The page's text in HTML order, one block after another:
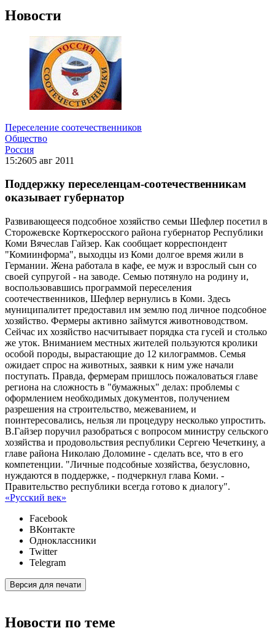
Новости
Переселение соотечественников
Общество
Россия
15:2605 авг 2011
Поддержку переселенцам-соотечественникам
оказывает губернатор
Развивающееся подсобное хозяйство семьи Шефлер посетил в
Сторожевске Корткеросского района губернатор Республики
Коми Вячеслав Гайзер. Как сообщает корреспондент
"Комиинформа", выходцы из Коми долгое время жили в
Германии. Жена работала в кафе, ее муж и взрослый сын со
своей супругой - на заводе. Семью потянуло на родину и,
воспользовавшись программой переселения
соотечественников, Шефлер вернулись в Коми. Здесь
муниципалитет предоставил им землю под личное подсобное
хозяйство. Фермеры активно займутся животноводством.
Сейчас их хозяйство насчитывает порядка ста гусей и столько
же уток. Вниманием местных жителей пользуются кролики
особой породы, вырастающие до 12 килограммов. Семья
ожидает спрос на животных, заявки к ним уже начали
поступать. Правда, фермерам пришлось пожаловаться главе
региона на сложность в "бумажных" делах: проблемы с
оформлением необходимых документов, получением
разрешения на строительство, межеванием, и
поинтересовались, нельзя ли процедуру несколько упростить.
В.Гайзер поручил разобраться с вопросом министру сельского
хозяйства и продовольствия республики Сергею Чечеткину, а
главе района Николаю Доломине - сделать все, что в его
компетенции. "Личные подсобные хозяйства, безусловно,
нуждаются в поддержке, - подчеркнул глава Коми. -
Правительство республики всегда готово к диалогу".
«Русский век»
Facebook
ВКонтакте
Одноклассники
Twitter
Telegram
Версия для печати
Новости по теме